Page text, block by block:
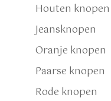
Houten knopen
Jeansknopen
Oranje knopen
Paarse knopen
Rode knopen